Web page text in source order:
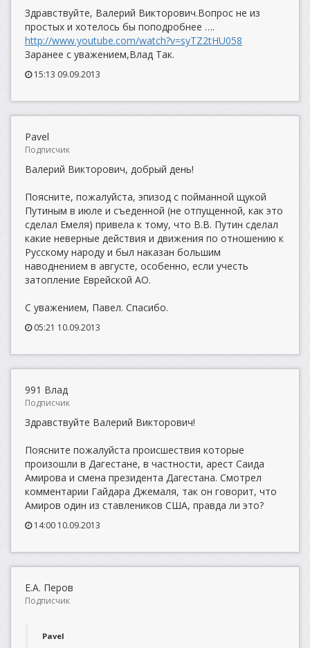
Здравствуйте, Валерий Викторович.Вопрос не из
простых и хотелось бы поподробнее ….
http://www.youtube.com/watch?v=syTZ2tHU058
Заранее с уважением,Влад Так.
15:13 09.09.2013
Pavel
Подписчик
Валерий Викторович, добрый день!
Поясните, пожалуйста, эпизод с пойманной щукой
Путиным в июле и съеденной (не отпущенной, как это
сделал Емеля) привела к тому, что В.В. Путин сделал
какие неверные действия и движения по отношению к
Русскому народу и был наказан большим
наводнением в августе, особенно, если учесть
затопление Еврейской АО.
С уважением, Павел. Спасибо.
05:21 10.09.2013
991 Влад
Подписчик
Здравствуйте Валерий Викторович!
Поясните пожалуйста проиcшествия которые
произошли в Дагестане, в частности, арест Саида
Амирова и смена президента Дагестана. Смотрел
комментарии Гайдара Джемаля, так он говорит, что
Амиров один из ставлеников США, правда ли это?
14:00 10.09.2013
Е.А. Перов
Подписчик
Pavel